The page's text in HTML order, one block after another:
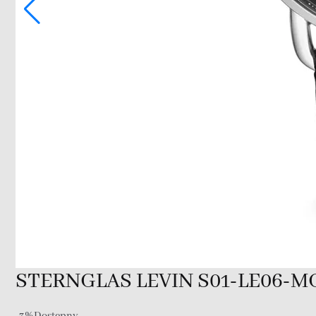
STERNGLAS LEVIN S01-LE06-